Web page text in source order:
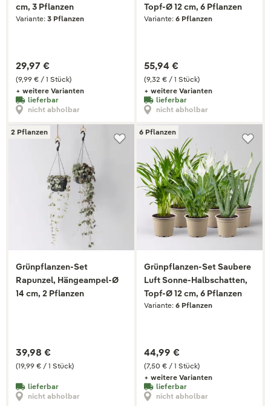
cm, 3 Pflanzen
Variante: 3 Pflanzen
(9,99 € / 1 Stück)
29,97 €
+ weitere Varianten
lieferbar
nicht abholbar
Topf-Ø 12 cm, 6 Pflanzen
Variante: 6 Pflanzen
(9,32 € / 1 Stück)
55,94 €
+ weitere Varianten
lieferbar
nicht abholbar
2 Pflanzen
Grünpflanzen-Set
Rapunzel, Hängeampel-Ø
14 cm, 2 Pflanzen
(19,99 € / 1 Stück)
39,98 €
lieferbar
nicht abholbar
6 Pflanzen
Grünpflanzen-Set Saubere
Luft Sonne-Halbschatten,
Topf-Ø 12 cm, 6 Pflanzen
Variante: 6 Pflanzen
(7,50 € / 1 Stück)
44,99 €
+ weitere Varianten
lieferbar
nicht abholbar